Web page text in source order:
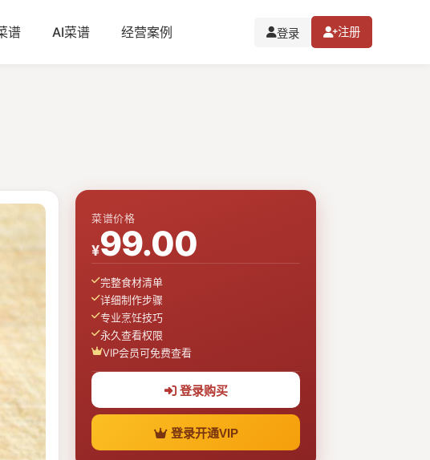
谱 AI菜谱 经营案例 登录 注册
菜谱价格
¥99.00
完整食材清单
详细制作步骤
专业烹饪技巧
永久查看权限
VIP会员可免费查看
登录购买
登录开通VIP